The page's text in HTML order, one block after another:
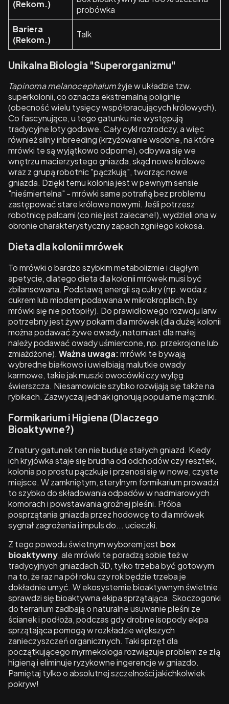
(Rekom.)
probówka
Bariera
(Rekom.)
Talk
Unikalna Biologia "Superorganizmu"
Tapinoma melanocephalumżyje w układzie tzw.
superkolonii, co oznacza ekstremalną poliginię
(obecność wielu tysięcy współpracujących królowych).
Co fascynujące, u tego gatunku nie występują
tradycyjne loty godowe. Cały cykl rozrodczy, a więc
również silny inbreeding (krzyżowanie wsobne, na które
mrówki te są wyjątkowo odporne), odbywa się we
wnętrzu macierzystego gniazda, skąd nowe królowe
wraz z grupą robotnic "pączkują", tworząc nowe
gniazda. Dzięki temu kolonia jest w pewnym sensie
"nieśmiertelna" - mrówki same potrafią bez problemu
zastępować stare królowe nowymi. Jeśli potrzesz
robotnicę palcami (co nie jest zalecane!), wydzieli ona w
obronie charakterystyczny zapach zgniłego kokosa.
Dieta dla kolonii mrówek
To mrówki o bardzo szybkim metabolizmie i ciągłym
apetycie, dlatego dieta dla kolonii mrówek musi być
zbilansowana. Podstawą energii są cukry (np. woda z
cukrem lub miodem podawana w mikrokroplach, by
mrówki się nie potopiły). Do prawidłowego rozwoju larw
potrzebny jest żywy pokarm dla mrówek (dla dużej kolonii
można podawać żywe owady, natomiast dla małej
należy podawać owady uśmiercone, np. przekrojone lub
zmiażdżone). Ważna uwaga:mrówki te bywają
wybredne białkowo i uwielbiają malutkie owady
karmowe, takie jak muszki owocówki czy wylęg
świerszcza. Niesamowicie szybko rozwijają się także na
rybikach. Zazwyczaj jednak ignorują popularne mączniki.
Formikarium i Higiena (Dlaczego
Bioaktywne?)
Z natury gatunek ten nie buduje stałych gniazd. Kiedy
ich kryjówka staje się brudna od odchodów czy resztek,
kolonia po prostu pączkuje i przenosi się w nowe, czyste
miejsce. W zamkniętym, sterylnym formikarium prowadzi
to szybko do składowania odpadów w nadmiarowych
komorach i powstawania groźnej pleśni. Próba
posprzątania gniazda przez hodowcę to dla mrówek
sygnał zagrożenia i impuls do... ucieczki.
Z tego powodu świetnym wyborem jest box
bioaktywny, ale mrówki te poradzą sobie też w
tradycyjnych gniazdach 3D, tylko trzeba być gotowym
na to, że raz na pół roku czy rok będzie trzeba je
dokładnie umyć. W ekosystemie bioaktywnym świetnie
sprawdzi się bioaktywna ekipa sprzątająca. Skoczogonki
do terrarium zadbają o naturalne usuwanie pleśni ze
ścianek i podłoża, podczas gdy drobne isopody ekipa
sprzątająca pomogą w rozkładzie większych
zanieczyszczeń organicznych. Taki sprzęt dla
początkującego myrmekologa rozwiązuje problem ze złą
higieną i eliminuje ryzykowne ingerencje w gniazdo.
Pamiętaj tylko o absolutnej szczelności jakichkolwiek
pokryw!